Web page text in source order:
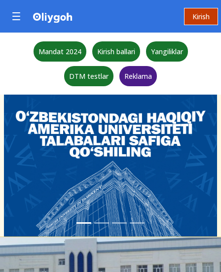
Kirish
Mandat 2024 Kirish ballari Yangiliklar
DTM testlar Reklama